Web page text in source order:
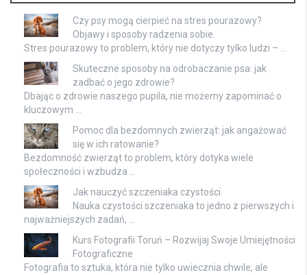
Czy psy mogą cierpieć na stres pourazowy?
Objawy i sposoby radzenia sobie.
Stres pourazowy to problem, który nie dotyczy tylko ludzi – …
Skuteczne sposoby na odrobaczanie psa: jak
zadbać o jego zdrowie?
Dbając o zdrowie naszego pupila, nie możemy zapominać o
kluczowym …
Pomoc dla bezdomnych zwierząt: jak angażować
się w ich ratowanie?
Bezdomność zwierząt to problem, który dotyka wiele
społeczności i wzbudza …
Jak nauczyć szczeniaka czystości
Nauka czystości szczeniaka to jedno z pierwszych i
najważniejszych zadań, …
Kurs Fotografii Toruń – Rozwijaj Swoje Umiejętności
Fotograficzne
Fotografia to sztuka, która nie tylko uwiecznia chwile, ale